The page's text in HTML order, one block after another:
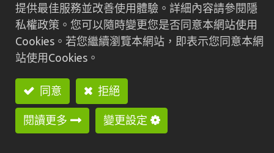
Previous
提供最佳服務並改善使用體驗。詳細內容請參閱隱
私權政策。您可以隨時變更您是否同意本網站使用
Cookies。若您繼續瀏覽本網站，即表示您同意本網
站使用Cookies。
同意 拒絕
閱讀更多 變更設定